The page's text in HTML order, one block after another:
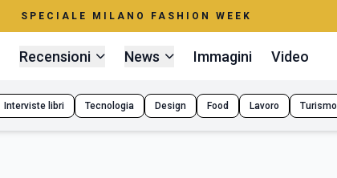
SPECIALE MILANO FASHION WEEK
Recensioni News Immagini Video
Interviste libri Tecnologia Design Food Lavoro Turismo